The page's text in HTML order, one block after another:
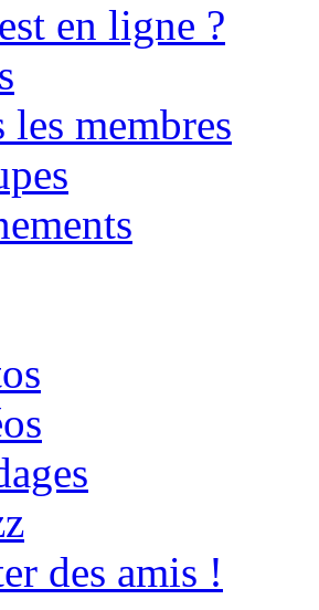
en ligne ?
les membres
des amis !